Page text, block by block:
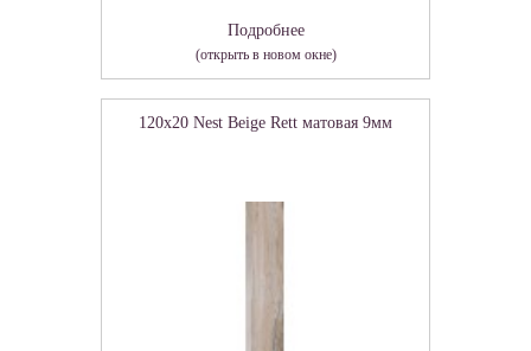
Подробнее
(открыть в новом окне)
120x20 Nest Beige Rett матовая 9мм